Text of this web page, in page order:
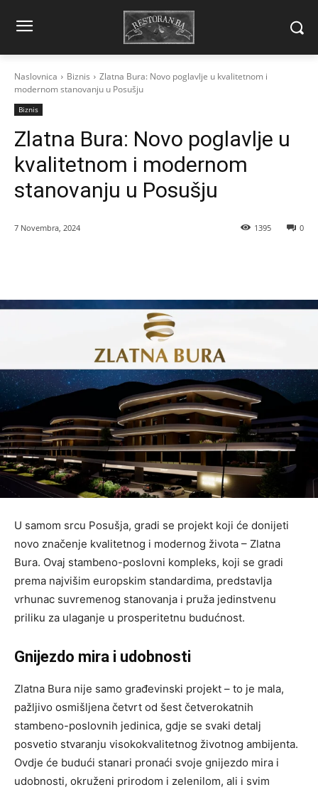
Naslovnica Biznis
Zlatna Bura: Novo poglavlje u kvalitetnom i
modernom stanovanju u Posušju
Biznis
Zlatna Bura: Novo poglavlje u
kvalitetnom i modernom
stanovanju u Posušju
7 Novembra, 2024 0
1395
U samom srcu Posušja, gradi se projekt koji će donijeti
novo značenje kvalitetnog i modernog života – Zlatna
Bura. Ovaj stambeno-poslovni kompleks, koji se gradi
prema najvišim europskim standardima, predstavlja
vrhunac suvremenog stanovanja i pruža jedinstvenu
priliku za ulaganje u prosperitetnu budućnost.
Gnijezdo mira i udobnosti
Zlatna Bura nije samo građevinski projekt – to je mala,
pažljivo osmišljena četvrt od šest četverokatnih
stambeno-poslovnih jedinica, gdje se svaki detalj
posvetio stvaranju visokokvalitetnog životnog ambijenta.
Ovdje će budući stanari pronaći svoje gnijezdo mira i
udobnosti, okruženi prirodom i zelenilom, ali i svim